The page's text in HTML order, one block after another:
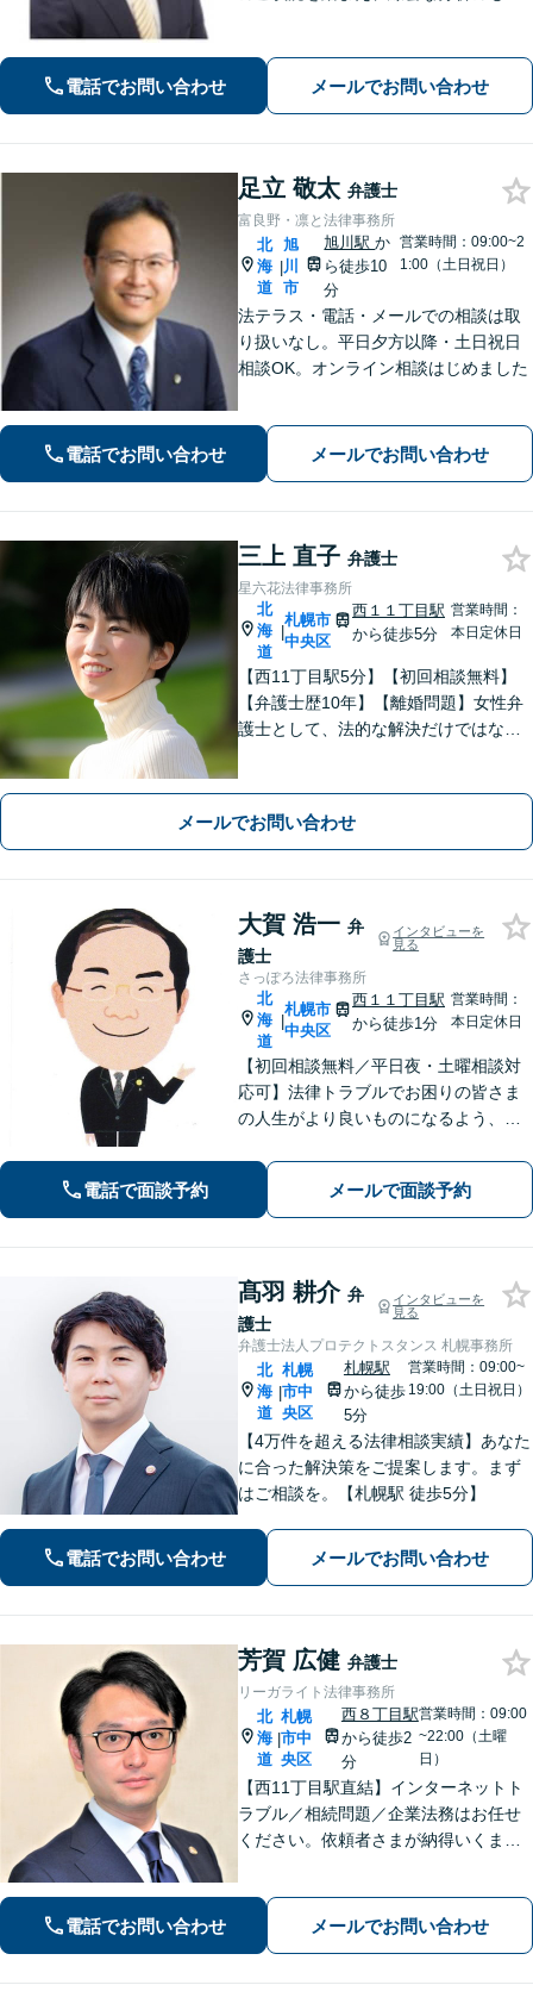
電話でお問い合わせ メールでお問い合わせ
足立 敬太 弁護士
富良野・凛と法律事務所
北
海
道
|
旭
川
市
旭川駅か
ら徒歩10
分
営業時間：09:00~2
1:00（土日祝日）
法テラス・電話・メールでの相談は取
り扱いなし。平日夕方以降・土日祝日
相談OK。オンライン相談はじめました
電話でお問い合わせ メールでお問い合わせ
三上 直子 弁護士
星六花法律事務所
北
海
道
|
札幌市
中央区
西１１丁目駅
から徒歩5分
営業時間：
本日定休日
【西11丁目駅5分】【初回相談無料】
【弁護士歴10年】【離婚問題】女性弁
護士として、法的な解決だけではなく
後見、遺産分割協議など。
メールでお問い合わせ
大賀 浩一 弁
護士
インタビューを
見る
さっぽろ法律事務所
北
海
道
|
札幌市
中央区
西１１丁目駅
から徒歩1分
営業時間：
本日定休日
【初回相談無料／平日夜・土曜相談対
応可】法律トラブルでお困りの皆さま
の人生がより良いものになるよう、誠
や、離婚、相続、不動産など、お気軽
にご相談ください。 ※電話やメールで
のご相談はお受けしておりません。
電話で面談予約 メールで面談予約
髙羽 耕介 弁
護士
インタビューを
見る
弁護士法人プロテクトスタンス 札幌事務所
北
海
道
|
札幌
市中
央区
札幌駅
から徒歩
5分
営業時間：09:00~
19:00（土日祝日）
【4万件を超える法律相談実績】あなた
に合った解決策をご提案します。まず
はご相談を。【札幌駅 徒歩5分】
電話でお問い合わせ メールでお問い合わせ
芳賀 広健 弁護士
リーガライト法律事務所
北
海
道
|
札幌
市中
央区
西８丁目駅
から徒歩2
分
営業時間：09:00
~22:00（土曜
日）
【西11丁目駅直結】インターネットト
ラブル／相続問題／企業法務はお任せ
ください。依頼者さまが納得いくまで
最大化に尽力。【分割払い利用可】
【土日祝・夜間相談対応可】
電話でお問い合わせ メールでお問い合わせ